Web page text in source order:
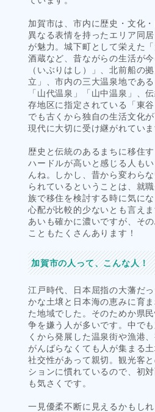
加賀市は、市内に歴史・文化
異なる表情を持ったエリア同
が魅力。城下町として栄えた
酒蔵など、昔ながらの生活が
（いぶりはし）」、北前船の
立」、市内の三大温泉地である
「山代温泉」「山中温泉」、
存地区に指定されている「東
でも古くから独自の生活文化
現代に大切に受け継がれていま
歴史と伝統のあるまちに移住
ハードルが高いと感じる人も
んね。しかし、昔から変わら
られているということは、就
族で移住を検討する時に気に
心配が比較的少ないとも言え
あいも確かに濃いですが、そ
こともたくさんあります！
加賀市の人って、こんな人！
江戸時代、日本屈指の大藩だ
かな土壌と日本海の恵みに育
た地域でした。そのためか県
争を嫌う人が多いです。中で
くから発展した温泉街や漁港、
がんばらなくても人が集まる土
社交性があって親切。観光客
ションに慣れているので、初
も気さくです。
一見優柔不断に見えるかもし